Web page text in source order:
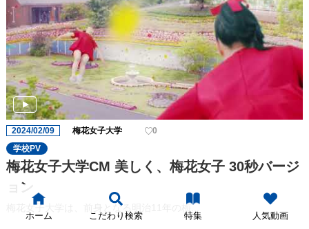
2024/02/09 梅花女子大学
0
学校PV
梅花女子大学CM 美しく、梅花女子 30秒バージ
ョン
梅花女子大学は、前身となる明治11年の梅...
ホーム こだわり検索 特集 人気動画